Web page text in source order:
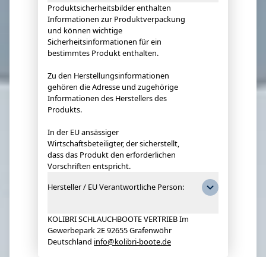
Produktsicherheitsbilder enthalten
Informationen zur Produktverpackung
und können wichtige
Sicherheitsinformationen für ein
bestimmtes Produkt enthalten.
Zu den Herstellungsinformationen
gehören die Adresse und zugehörige
Informationen des Herstellers des
Produkts.
In der EU ansässiger
Wirtschaftsbeteiligter, der sicherstellt,
dass das Produkt den erforderlichen
Vorschriften entspricht.
Hersteller / EU Verantwortliche Person:
KOLIBRI SCHLAUCHBOOTE VERTRIEB Im
Gewerbepark 2E 92655 Grafenwöhr
Deutschland info@kolibri-boote.de